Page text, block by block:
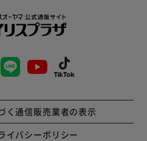
く通信販売業者の表示
イバシーポリシー